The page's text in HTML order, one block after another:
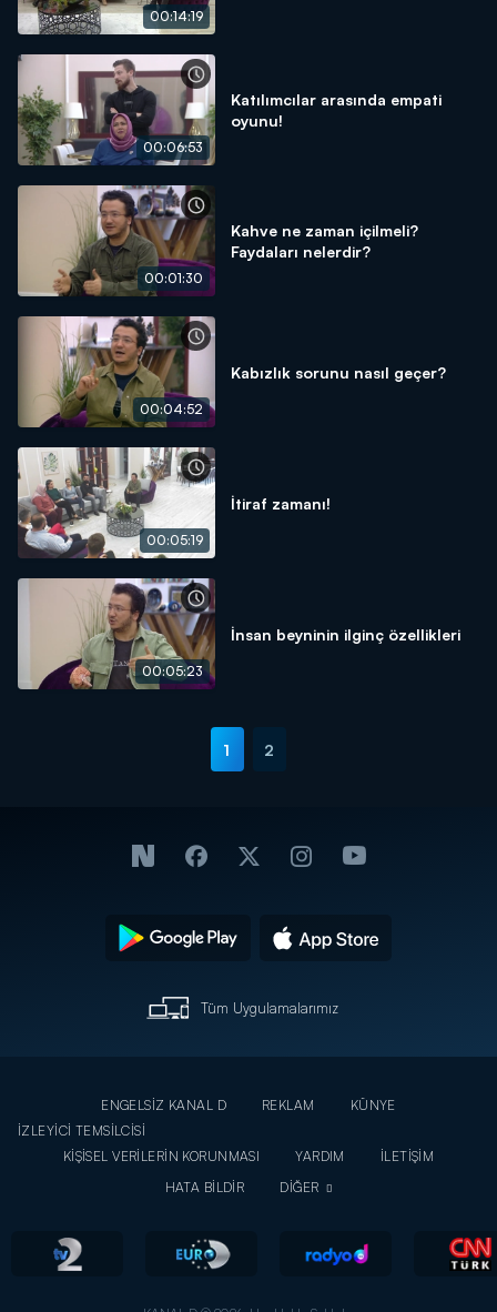
00:14:19
00:06:53
Katılımcılar arasında empati
oyunu!
00:01:30
Kahve ne zaman içilmeli?
Faydaları nelerdir?
00:04:52
Kabızlık sorunu nasıl geçer?
00:05:19
İtiraf zamanı!
00:05:23
İnsan beyninin ilginç özellikleri
1 2
Tüm Uygulamalarımız
ENGELSİZ KANAL D REKLAM
KÜNYE
İZLEYİCİ TEMSİLCİSİ
KİŞİSEL VERİLERİN KORUNMASI
YARDIM
İLETİŞİM
HATA BİLDİR
DİĞER